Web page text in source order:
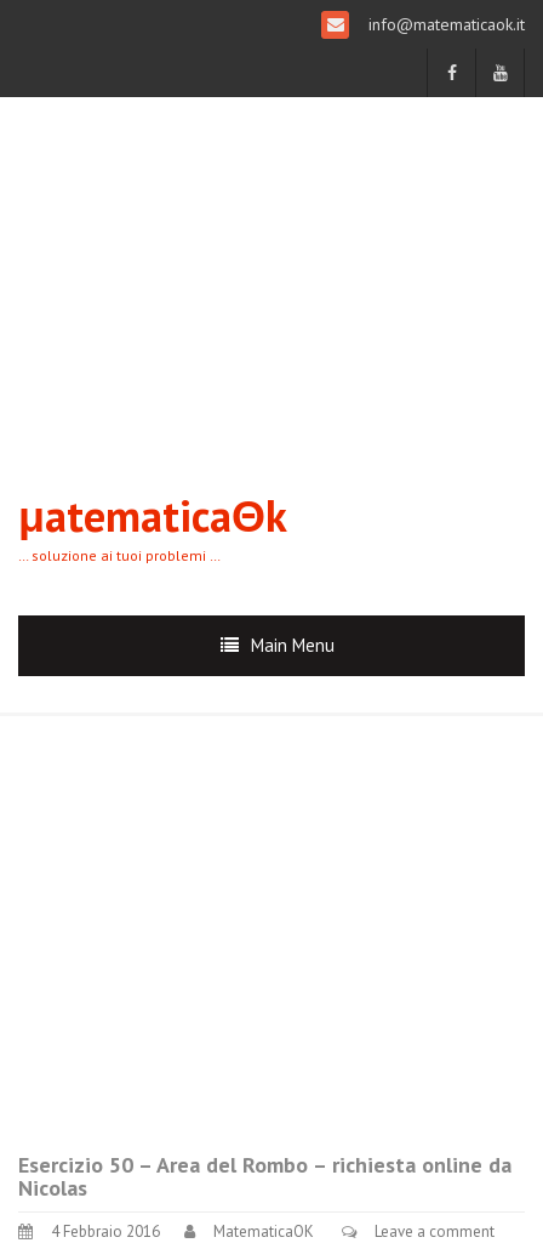
info@matematicaok.it
μatematicaΘk
… soluzione ai tuoi problemi …
Main Menu
Esercizio 50 – Area del Rombo – richiesta online da
Nicolas
4 Febbraio 2016 MatematicaOK
Leave a comment